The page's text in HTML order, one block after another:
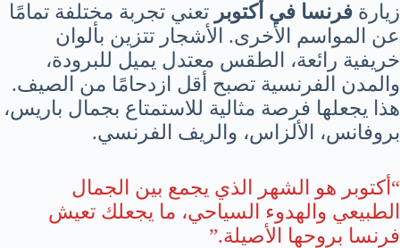
زيارة فرنسا في أكتوبر تعني تجربة مختلفة تمامًا
عن المواسم الأخرى. الأشجار تتزين بألوان
خريفية رائعة، الطقس معتدل يميل للبرودة،
والمدن الفرنسية تصبح أقل ازدحامًا من الصيف.
هذا يجعلها فرصة مثالية للاستمتاع بجمال باريس،
بروفانس، الألزاس، والريف الفرنسي.
“أكتوبر هو الشهر الذي يجمع بين الجمال
الطبيعي والهدوء السياحي، ما يجعلك تعيش
فرنسا بروحها الأصيلة.”